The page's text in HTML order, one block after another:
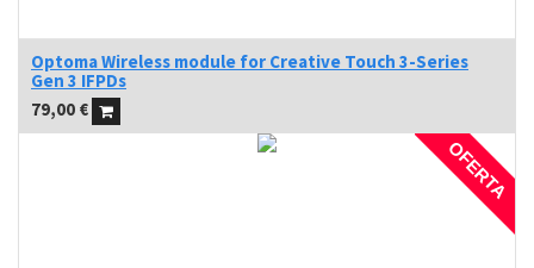
Optoma Wireless module for Creative Touch 3-Series
Gen 3 IFPDs
79,00 €
OFERTA